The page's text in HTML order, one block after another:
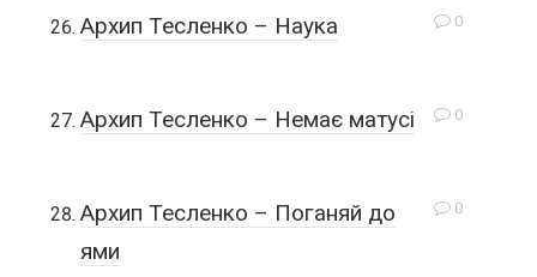
0
Архип Тесленко – Наука
0
Архип Тесленко – Немає матусі
0
Архип Тесленко – Поганяй до
ями